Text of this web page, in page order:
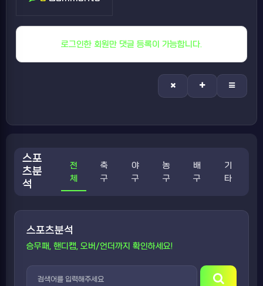
로그인한 회원만 댓글 등록이 가능합니다.
스포
츠분
석
전
체
축
구
야
구
농
구
배
구
기
타
스포츠분석
승무패, 핸디캡, 오버/언더까지 확인하세요!